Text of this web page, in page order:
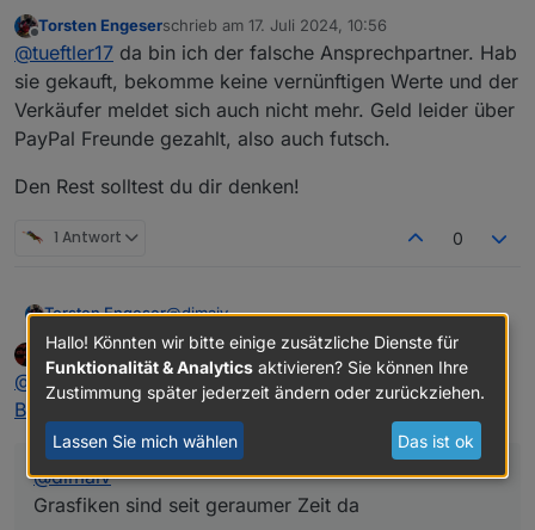
Offline
Torsten Engeserschrieb am 17. Juli 2024, 10:56
zuletzt editiert von
@tueftler17 da bin ich der falsche Ansprechpartner. Hab
sie gekauft, bekomme keine vernünftigen Werte und der
Verkäufer meldet sich auch nicht mehr. Geld leider über
PayPal Freunde gezahlt, also auch futsch.
Den Rest solltest du dir denken!
1 Antwort 0
Torsten Engeser@dimaiv
Grasfiken sind seit geraumer Zeit da
Und nu?
Offline
a200schrieb am17. Juli 2024, 13:22
zuletzt editiert von a200
@ torsten-engesersagte in [Verkaufe] Zigbee
Bodenfeuchtesensor :
@dimaiv
Grasfiken sind seit geraumer Zeit da
Hallo! Könnten wir bitte einige zusätzliche Dienste für
Funktionalität & Analytics aktivieren? Sie können Ihre
Zustimmung später jederzeit ändern oder zurückziehen.
Lassen Sie mich wählen Das ist ok